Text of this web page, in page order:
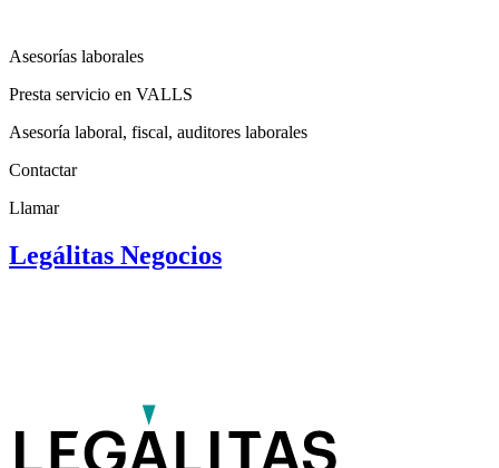
Asesorías laborales
Presta servicio en VALLS
Asesoría laboral, fiscal, auditores laborales
Contactar
Llamar
Legálitas Negocios